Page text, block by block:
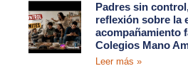
Padres sin
reflexión sobre la
acompañamiento
Colegios Mano
Leer más »